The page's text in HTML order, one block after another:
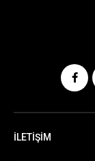
İLETİŞİM